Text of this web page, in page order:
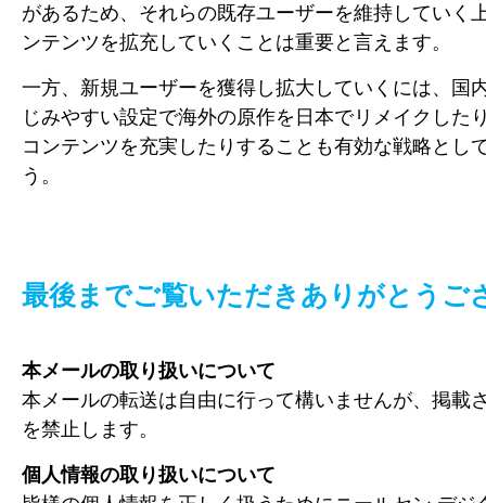
があるため、それらの既存ユーザーを維持していく
ンテンツを拡充していくことは重要と言えます。
一方、新規ユーザーを獲得し拡大していくには、国
じみやすい設定で海外の原作を日本でリメイクした
コンテンツを充実したりすることも有効な戦略とし
う。
最後までご覧いただきありがとうご
本メールの取り扱いについて
本メールの転送は自由に行って構いませんが、掲載
を禁止します。
個人情報の取り扱いについて